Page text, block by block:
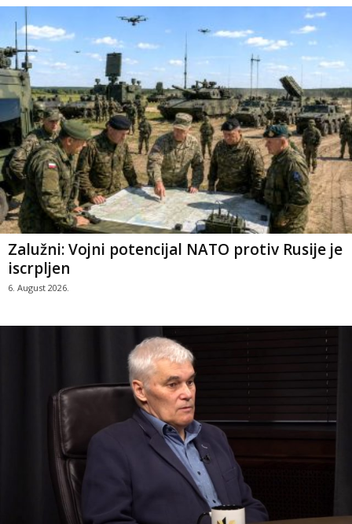
Zalužni: Vojni potencijal NATO protiv Rusije je
iscrpljen
6. August 2026.